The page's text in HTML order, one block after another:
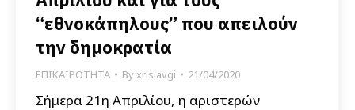
“εθνοκάπηλους” που απειλούν
την δημοκρατία
ΕΠΙΚΑΙΡΟΤΗΤΑ Byxrisiavgi 21/04/2020
Σήμερα 21η Απριλίου, η αριστερών